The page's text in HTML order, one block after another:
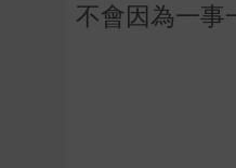
不會因為一事